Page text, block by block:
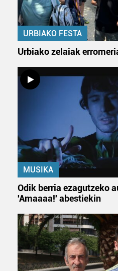
zerbitzuak hobetzeko
baliatzen gara. Ohar hau
erabiltzeko baimen
irakurri
URBIAKO FESTA
Urbiako zelaiak
MUSIKA
Odik berria ezagutzeko
'Amaaaa!' abestiekin